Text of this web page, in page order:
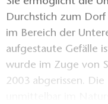
Durchstich zum
im Bereich der
aufgestaute Gefälle
wurde im Zuge von
2003 abgerissen.
unmittelbar im